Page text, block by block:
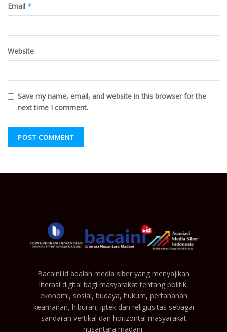
Email *
Website
Save my name, email, and website in this browser for the
next time I comment.
Bacaini.id adalah media siber yang menyajikan
literasi digital bagi masyarakat tentang politik,
ekonomi, sosial, budaya, hukum, pertahanan
keamanan, hiburan, iptek dan religiusitas sebagai
sandaran vertikal dan horizontal masyarakat
nusantara madani.